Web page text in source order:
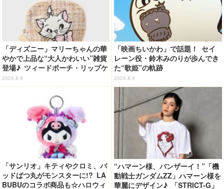
「ディズニー」マリーちゃんの華
やかで上品な“大人かわいい”雑貨
登場♪ ツィードポーチ・リップケ
ース・トート
2026.8.9
「映画ちいかわ」で話題！ セイ
レーン役・鈴木みのりが歩んでき
た“歌姫”の軌跡
2026.8.4
「サンリオ」キティやクロミ、バ
ッドばつ丸がモンスターに!? LA
BUBUのコラボ商品も☆ハロウィ
“ハマーン様、バンザーイ！”「機
動戦士ガンダムZZ」ハマーン様を
華麗にデザイン♪ 「STRICT-G」